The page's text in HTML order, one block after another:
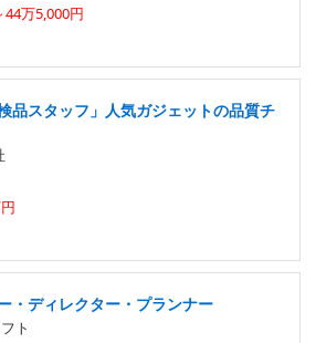
44万5,000円
品スタッフ」人気ガジェットの品質チ
・ディレクター・プランナー
ト